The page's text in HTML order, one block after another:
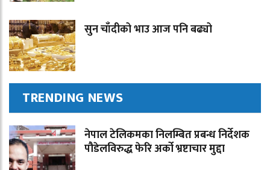
सुन चाँदीको भाउ आज पनि बढ्यो
TRENDING NEWS
नेपाल टेलिकमका निलम्बित प्रबन्ध निर्देशक
पौडेलविरुद्ध फेरि अर्को भ्रष्टाचार मुद्दा